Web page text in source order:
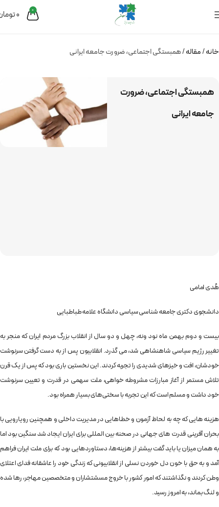
0
0
خانه مقاله همبستگی اجتماعی، ضرورت جامعه ایرانی
همبستگی اجتماعی، ضرورت
جامعه ایرانی
هُدی امامی
دانشجوی دکتری جامعه شناسی سیاسی دانشگاه علامه طباطبایی
بیست و دوم بهمن ماه نود ونه، چهل و دو سال از انقلاب بزرگ مردم ایران که منجر به
تغییر رژیم سیاسی شاهنشاهی شد، می گذرد. انقلابیون پس از به دست گرفتن سرنوشت
خودشان، افت و خیزهای شدیدی را تجربه کردند. این نخستین باری بود که پس از یک قرن
تلاش مستمر از آغاز مبارزات مشروطه خواهی، ملت سهمی در قدرت و تعیین سرنوشت
خود داشت و مسلم است که این تجربه با سختی‌های بسیار همراه بود.
هزینه هایی که چه به لحاظ آزمون و خطاهایی در مدیریت داخلی و همچنین رویارویی با
بحران آفرینی قدرت های جهانی در صحنه بین المللی برای ایران ایجاد شد سنگین بود اما
به همان میزان یا باید گفت بیشتر از هزینه‌ها، دستاوردهایی بود که برای ملت ایران فراهم
آمد و به حق با خون دل خوردن نسلی از انقلابیونی که زندگی خود را عاشقانه فدای اعتلای
وطن کردند و نگذاشتند که امور کشور با خروج مسشتشاران و متخصصین مهاجر، رها شده
و لنگ بماند، به امروز رسید.